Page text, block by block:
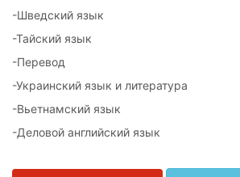
-Шведский язык
-Тайский язык
-Перевод
-Украинский язык и литература
-Вьетнамский язык
-Деловой английский язык